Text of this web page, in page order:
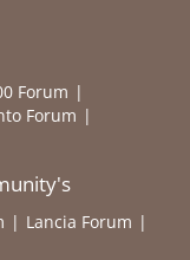
Forum
Forum
Lancia Forum